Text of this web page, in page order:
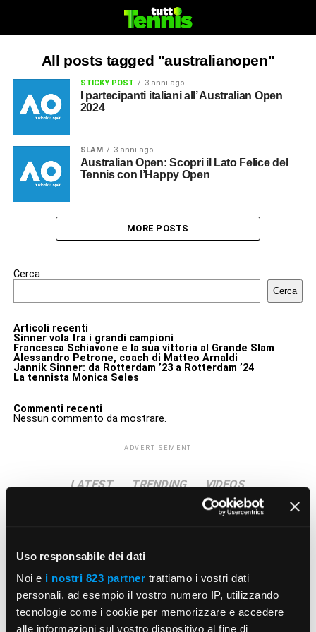
Uso responsabile dei dati
Noi e i nostri 823 partner trattiamo i vostri dati
personali, ad esempio il vostro numero IP, utilizzando
tecnologie come i cookie per memorizzare e accedere
alle informazioni sul vostro dispositivo al fine di
All posts tagged "australianopen"
STICKY POST 3 anni ago
I partecipanti italiani all’ Australian Open
2024
SLAM 3 anni ago
Australian Open: Scopri il Lato Felice del
Tennis con l’Happy Open
MORE POSTS
Cerca
Cerca
Articoli recenti
Sinner vola tra i grandi campioni
Francesca Schiavone e la sua vittoria al Grande Slam
Alessandro Petrone, coach di Matteo Arnaldi
Jannik Sinner: da Rotterdam ’23 a Rotterdam ’24
La tennista Monica Seles
Commenti recenti
Nessun commento da mostrare.
ADVERTISEMENT
LATEST TRENDING VIDEOS
SLAM 2 anni ago
Francesca Schiavone e la sua vittoria al
Grande Slam